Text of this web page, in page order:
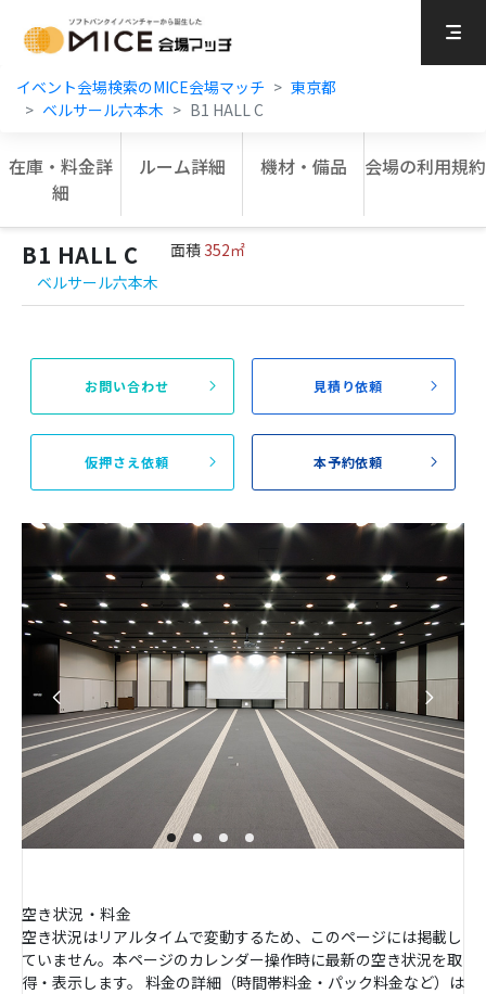
イベント会場検索のMICE会場マッチ
東京都
ベルサール六本木
B1 HALL C
在庫・料金詳
細
ルーム詳細 機材・備品 会場の利用規約
B1 HALL C 面積 352㎡
ベルサール六本木
お問い合わせ 見積り依頼
仮押さえ依頼 本予約依頼
空き状況・料金
空き状況はリアルタイムで変動するため、このページには掲載し
ていません。本ページのカレンダー操作時に最新の空き状況を取
得・表示します。 料金の詳細（時間帯料金・パック料金など）は